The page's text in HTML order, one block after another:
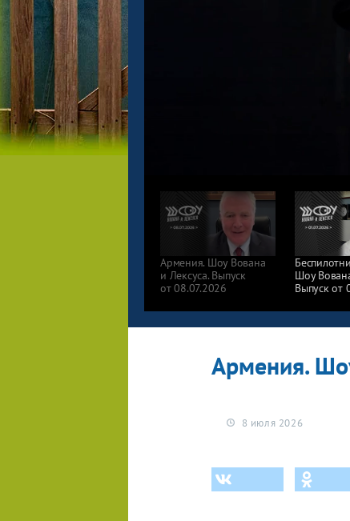
Армения. Шоу Вована
и Лексуса. Выпуск
от 08.07.2026
Шоу
Выпуск от
Армения.
8 июля 2026